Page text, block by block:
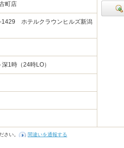
町店
1429 ホテルクラウンヒルズ新潟
1時（24時LO）
さい。 間違いを通報する